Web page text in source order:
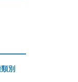
別